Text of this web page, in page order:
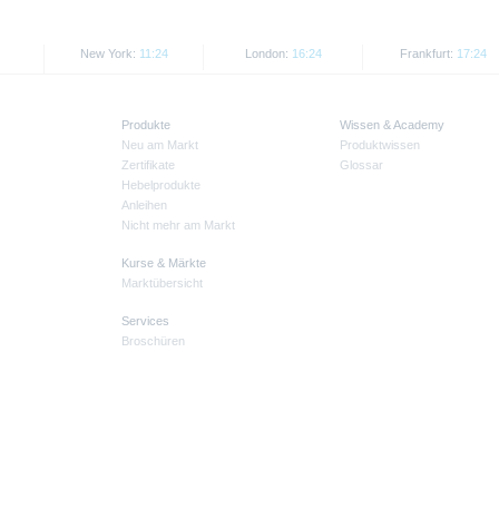
New York: 11:24 London: 16:24 Frankfurt: 17:24
Produkte
Neu am Markt
Zertifikate
Hebelprodukte
Anleihen
Nicht mehr am Markt
Kurse & Märkte
Marktübersicht
Services
Broschüren
Wissen & Academy
Produktwissen
Glossar